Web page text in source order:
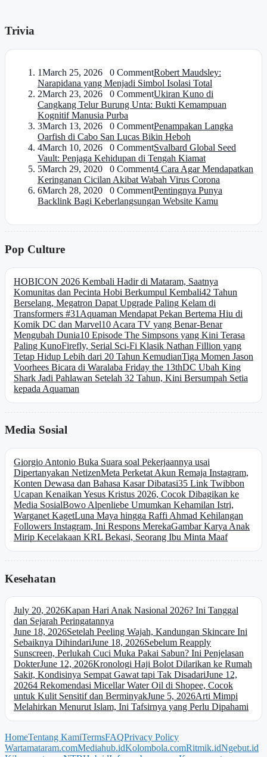
Trivia
1March 25, 2026 0 CommentRobert Maudsley:
Narapidana yang Menjadi Simbol Isolasi Total
2March 23, 2026 0 CommentUkiran Kuno di
Cangkang Telur Burung Unta: Bukti Kemampuan
Kognitif Manusia Purba
3March 13, 2026 0 CommentPenampakan Langka
Oarfish di Cabo San Lucas Bikin Heboh
4March 10, 2026 0 CommentSvalbard Global Seed
Vault: Penjaga Kehidupan di Tengah Kiamat
5March 29, 2020 0 Comment4 Cara Agar Mendapatkan
Keringanan Cicilan Akibat Wabah Virus Corona
6March 28, 2020 0 CommentPentingnya Punya
Backlink Bagi Keberlangsungan Website Kamu
Pop Culture
HOBICON 2026 Kembali Hadir di Mataram, Saatnya
Komunitas dan Pecinta Hobi Berkumpul Kembali42 Tahun
Berselang, Megatron Dapat Upgrade Paling Kelam di
Transformers #31 Aquaman Mendapat Pekan Bertema Hiu di
Komik DC dan Marvel10 Acara TV yang Benar-Benar
Mengubah Dunia10 Episode The Simpsons yang Kini Terasa
Paling KunoFirefly, Serial Sci-Fi Klasik Nathan Fillion yang
Tetap Hidup Lebih dari 20 Tahun KemudianTiga Momen Jason
Voorhees Bicara di Waralaba Friday the 13thDC Ubah King
Shark Jadi Pahlawan Setelah 32 Tahun, Kini Bersumpah Setia
kepada Aquaman
Media Sosial
Giorgio Antonio Buka Suara soal Pekerjaannya usai
Dipertanyakan NetizenMeta Perketat Akun Remaja Instagram,
Konten Dewasa dan Bahasa Kasar Dibatasi35 Link Twibbon
Ucapan Kenaikan Yesus Kristus 2026, Cocok Dibagikan ke
Media SosialBowo Alpenliebe Umumkan Kehamilan Istri,
Warganet KagetLuna Maya hingga Raffi Ahmad Kehilangan
Followers Instagram, Ini Respons MerekaGambar Karya Anak
Mirip Kecelakaan KRL Bekasi, Seorang Ibu Minta Maaf
Kesehatan
July 20, 2026Kapan Hari Anak Nasional 2026? Ini Tanggal
dan Sejarah Peringatannya
June 18, 2026Setelah Peeling Wajah, Kandungan Skincare Ini
Sebaiknya DihindariJune 18, 2026Sebelum Reapply
Sunscreen, Perlukah Cuci Muka Pakai Sabun? Ini Penjelasan
DokterJune 12, 2026Kronologi Haji Bolot Dilarikan ke Rumah
Sakit, Kondisinya Sempat Gawat tapi Tak DisadariJune 12,
20264 Rekomendasi Micellar Water Oil di Shopee, Cocok
untuk Kulit Sensitif dan BerminyakJune 5, 2026Arti Mimpi
Melahirkan Menurut Islam, Ini Tafsirnya yang Perlu Dipahami
HomeTentang KamiTermsFAQPrivacy Policy
Wartamataram.comMediahub.idKolombola.comRitmik.idNgebut.id